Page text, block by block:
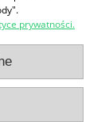
/
prywatności.